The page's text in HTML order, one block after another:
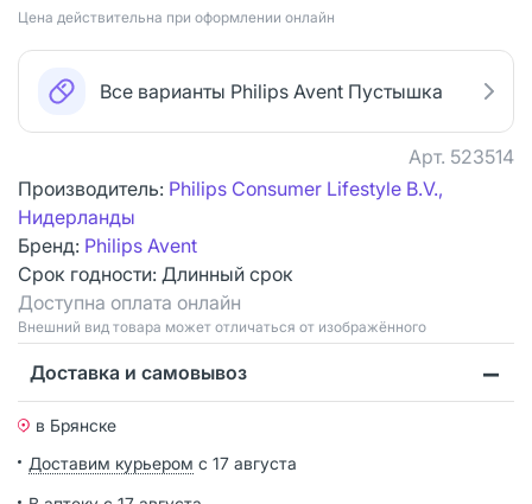
Цена действительна при оформлении онлайн
Все варианты Philips Avent Пустышка
Арт. 523514
Производитель: Philips Consumer Lifestyle B.V.,
Нидерланды
Бренд: Philips Avent
Срок годности: Длинный срок
Доступна оплата онлайн
Bнешний вид товара может отличаться от изображённого
Доставка и самовывоз
в Брянске
Доставим курьером с 17 августа